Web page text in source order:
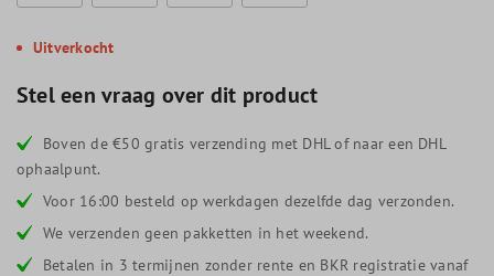
Uitverkocht
Stel een vraag over dit product
Boven de €50 gratis verzending met DHL of naar een DHL
ophaalpunt.
Voor 16:00 besteld op werkdagen dezelfde dag verzonden.
We verzenden geen pakketten in het weekend.
Betalen in 3 termijnen zonder rente en BKR registratie vanaf